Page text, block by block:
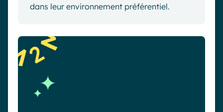
dans leur environnement préférentiel.
2